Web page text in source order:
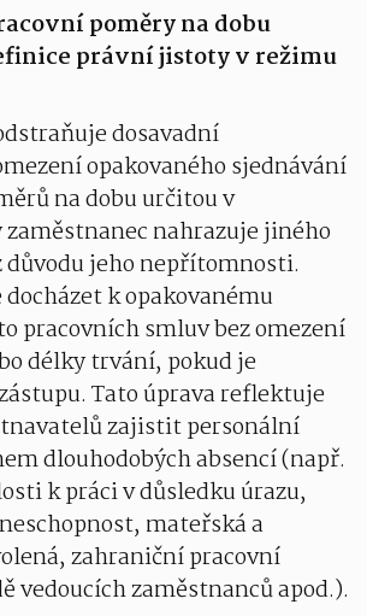
poměry na dobu
právní jistoty v režimu
dosavadní
opakovaného sjednávání
na dobu určitou v
nahrazuje jiného
důvodu jeho nepřítomnosti.
k opakovanému
pracovních smluv bez omezení
délky trvání, pokud je
Tato úprava reflektuje
zajistit personální
dlouhodobých absencí (např.
k práci v důsledku úrazu,
mateřská a
zahraniční pracovní
vedoucích zaměstnanců apod.).